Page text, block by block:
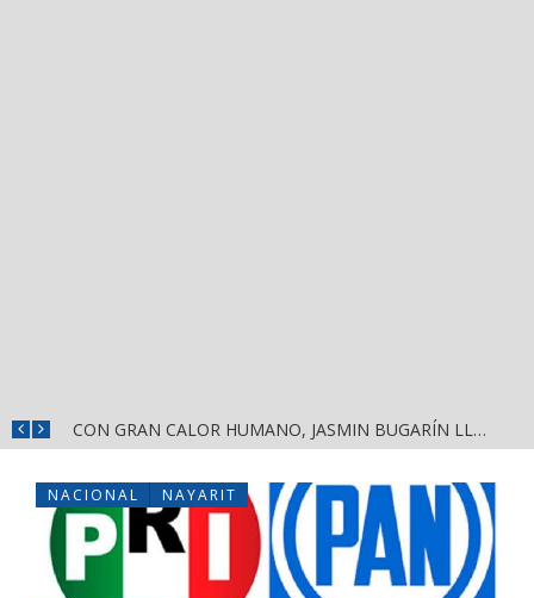
CON GRAN CALOR HUMANO, JASMIN BUGARÍN LLEVA A LAS VARAS, COMPOSTELA, EL MENSAJE DE LA DEFENSA DE LA TRANSFORMACIÓN Y LA SOBERANÍA
NACIONAL NAYARIT